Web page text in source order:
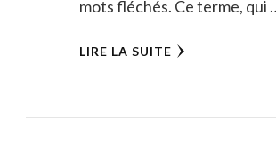
mots fléchés. Ce terme, qui
LIRE LA SUITE